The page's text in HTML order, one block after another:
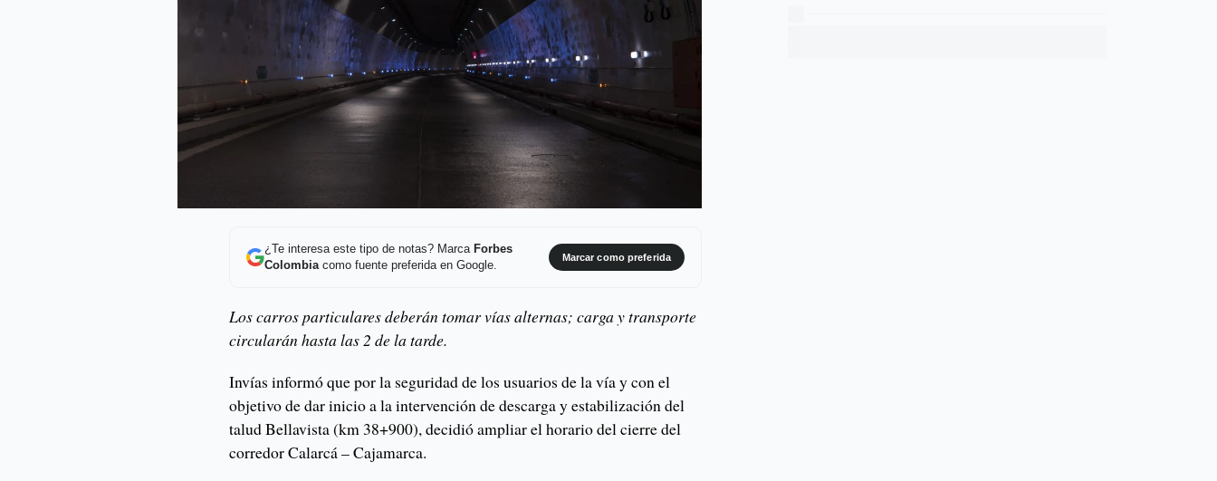
¿Te interesa este tipo de notas? Marca Forbes
Colombiacomo fuente preferida en Google.
Marcar como preferida
Los carros particulares deberán tomar vías alternas; carga y transporte
circularán hasta las 2 de la tarde.
Invías informó que por la seguridad de los usuarios de la vía y con el
objetivo de dar inicio a la intervención de descarga y estabilización del
talud Bellavista (km 38+900), decidió ampliar el horario del cierre del
corredor Calarcá – Cajamarca.